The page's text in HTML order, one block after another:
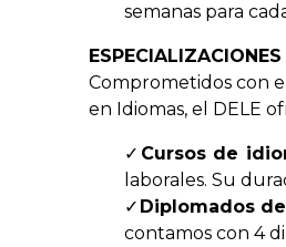
semanas para
ESPECIALIZACIONES
Comprometidos con
en Idiomas, el DELE
Cursos de
laborales. Su
Diplomados
contamos con 4